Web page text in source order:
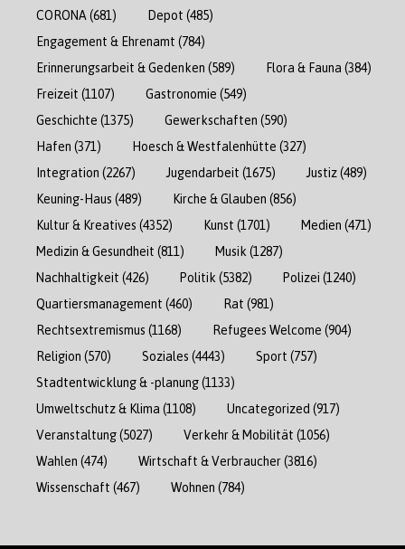
CORONA (681) Depot (485)
Engagement & Ehrenamt (784)
Erinnerungsarbeit & Gedenken (589) Flora & Fauna (384)
Freizeit (1107) Gastronomie (549)
Geschichte (1375) Gewerkschaften (590)
Hafen (371) Hoesch & Westfalenhütte (327)
Integration (2267) Jugendarbeit (1675) Justiz(489)
Keuning-Haus (489) Kirche & Glauben (856)
Kultur & Kreatives (4352) Kunst (1701) Medien (471)
Medizin & Gesundheit (811) Musik (1287)
Nachhaltigkeit (426) Politik (5382) Polizei (1240)
Quartiersmanagement (460) Rat (981)
Rechtsextremismus (1168) Refugees Welcome (904)
Religion (570) Soziales (4443) Sport (757)
Stadtentwicklung & -planung(1133)
Umweltschutz & Klima (1108) Uncategorized (917)
Veranstaltung(5027) Verkehr & Mobilität (1056)
Wahlen (474) Wirtschaft & Verbraucher(3816)
Wissenschaft (467) Wohnen (784)